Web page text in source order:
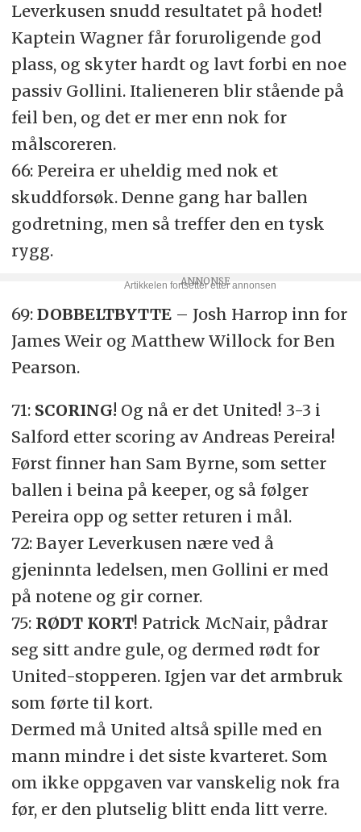
Leverkusen snudd resultatet på hodet!
Kaptein Wagner får foruroligende god
plass, og skyter hardt og lavt forbi en noe
passiv Gollini. Italieneren blir stående på
feil ben, og det er mer enn nok for
målscoreren.
66: Pereira er uheldig med nok et
skuddforsøk. Denne gang har ballen
godretning, men så treffer den en tysk
rygg.
69: DOBBELTBYTTE– Josh Harrop inn for
James Weir og Matthew Willock for Ben
Pearson.
71: SCORING! Og nå er det United! 3-3 i
Salford etter scoring av Andreas Pereira!
Først finner han Sam Byrne, som setter
ballen i beina på keeper, og så følger
Pereira opp og setter returen i mål.
72: Bayer Leverkusen nære ved å
gjeninnta ledelsen, men Gollini er med
på notene og gir corner.
75: RØDT KORT! Patrick McNair, pådrar
seg sitt andre gule, og dermed rødt for
United-stopperen. Igjen var det armbruk
som førte til kort.
Dermed må United altså spille med en
mann mindre i det siste kvarteret. Som
om ikke oppgaven var vanskelig nok fra
før, er den plutselig blitt enda litt verre.